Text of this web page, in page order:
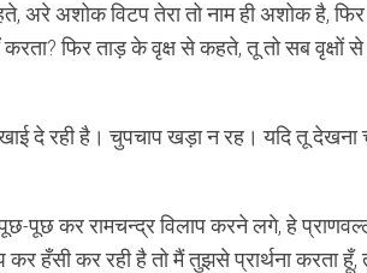
अरे अशोक विटप तेरा तो नाम ही अशोक है, फिर
फिर ताड़ के वृक्ष से कहते, तू तो सब वृक्षों
दे रही है। चुपचाप खड़ा न रह। यदि तू देखना
पूछ कर रामचन्द्र विलाप करने लगे, हे
कर हँसी कर रही है तो मैं तुझसे प्रार्थना करता